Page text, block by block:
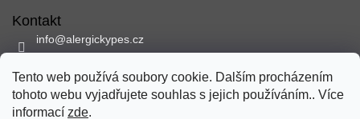
Tento web používá soubory cookie. Dalším procházením
tohoto webu vyjadřujete souhlas s jejich používáním.. Více
informací zde.
Kontakt
info@alergickypes.cz
Sledujte nás na facebooku
alergickypes